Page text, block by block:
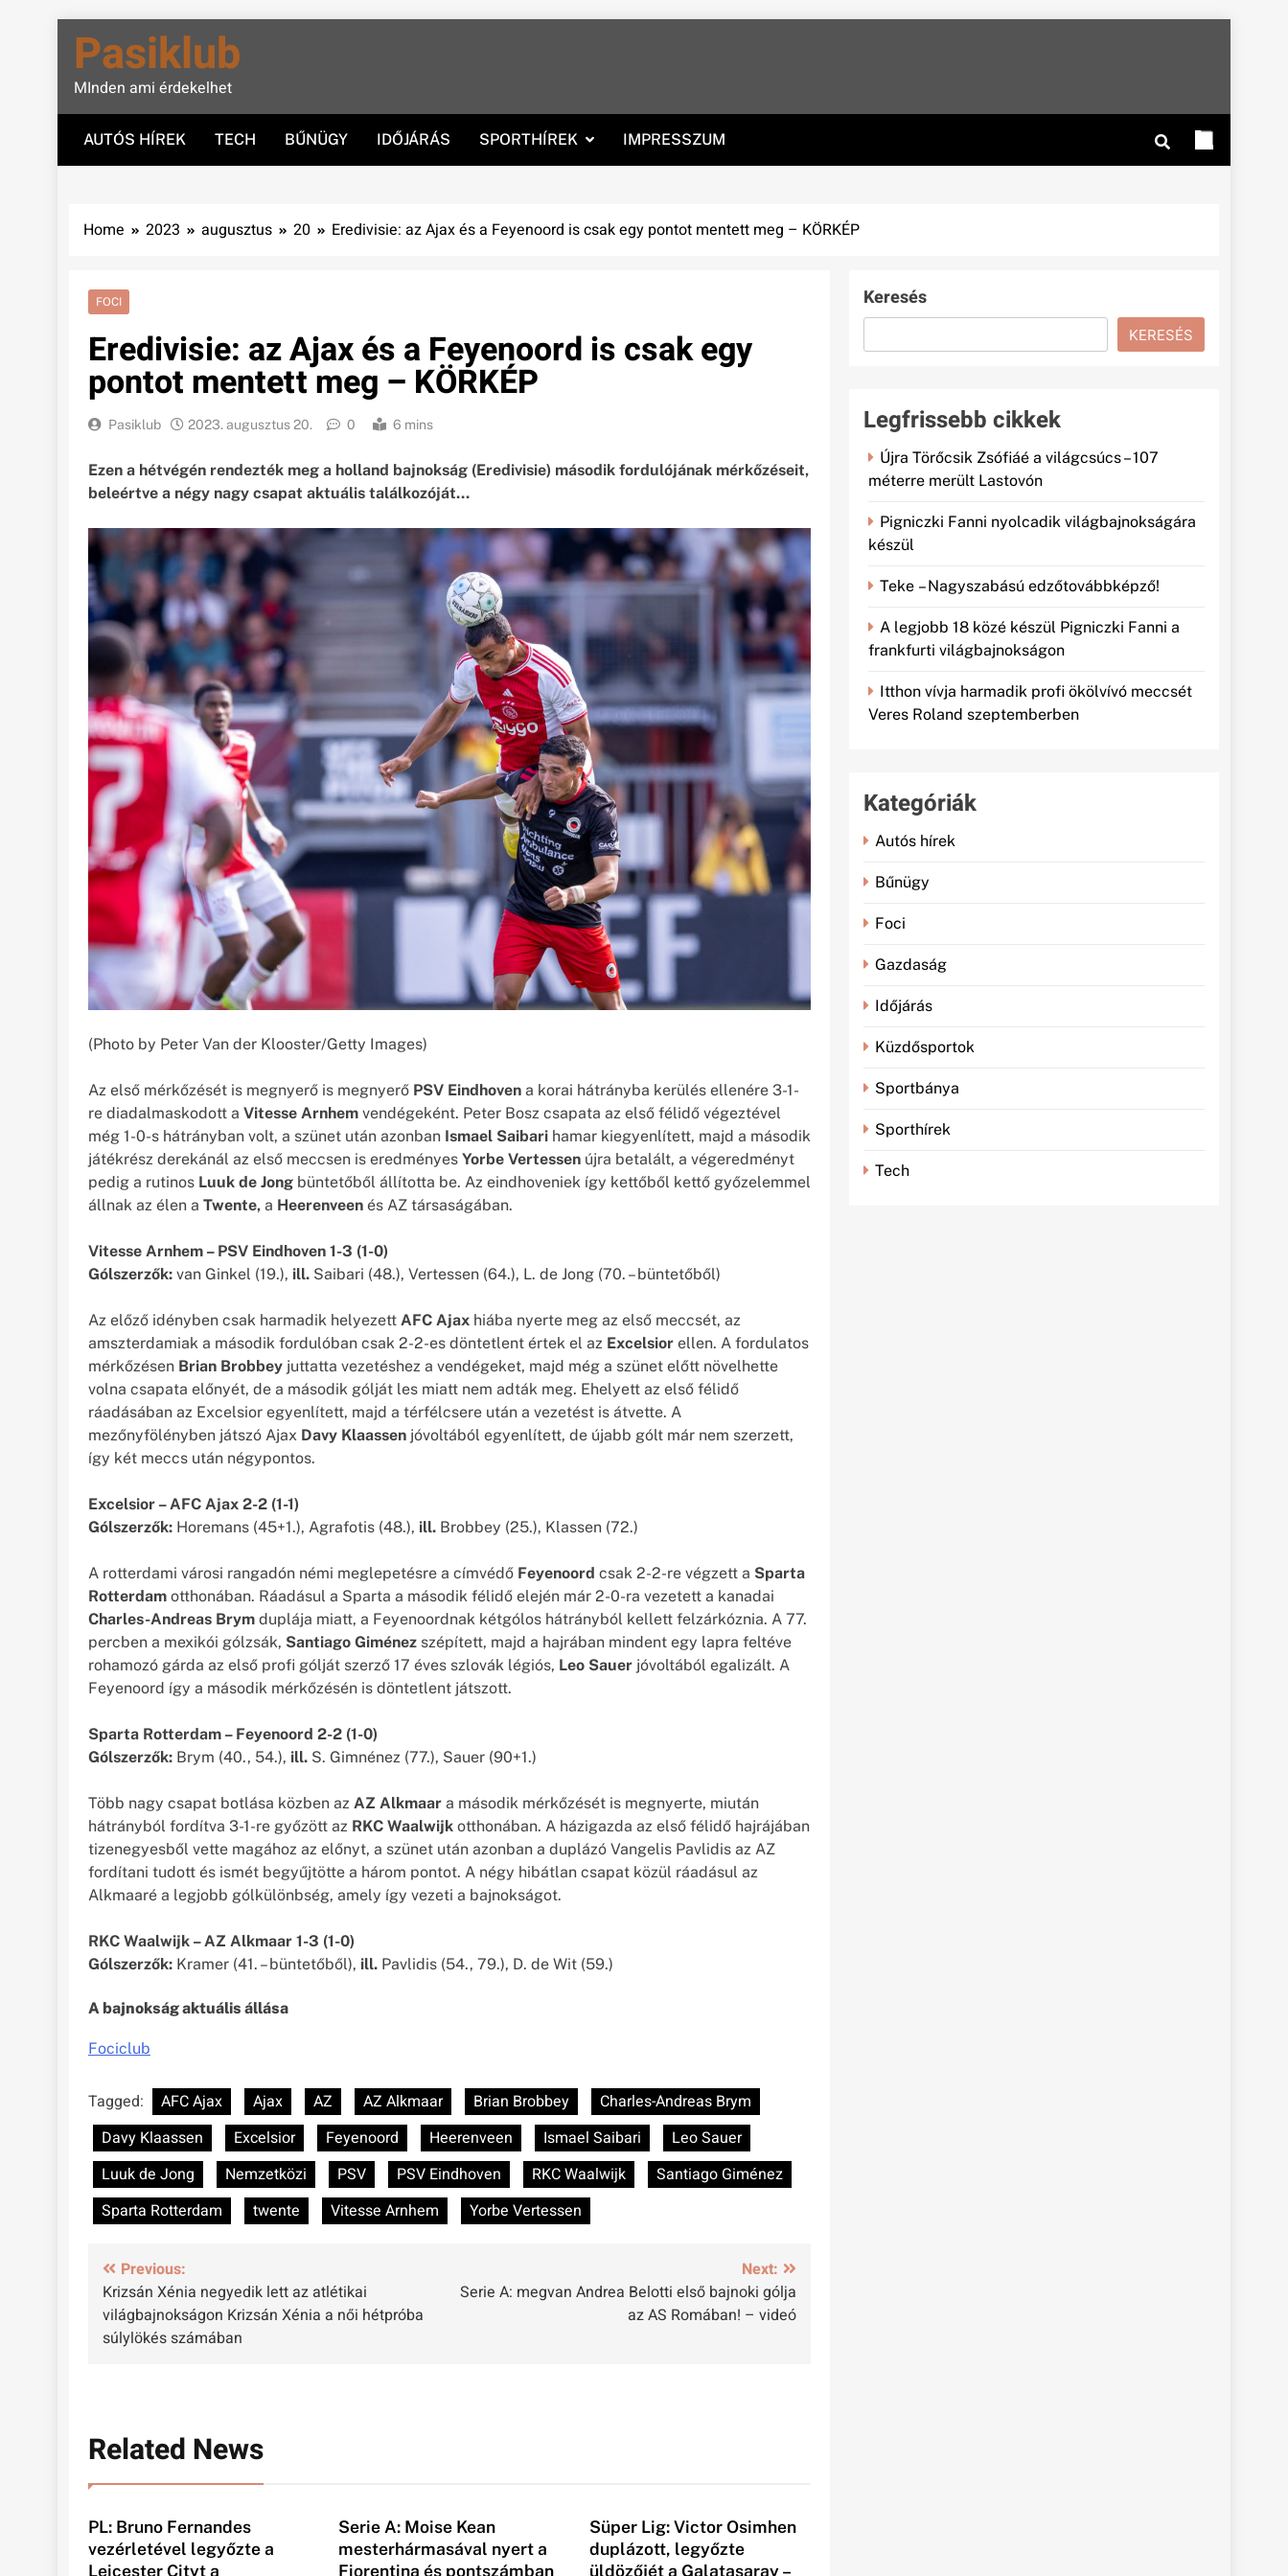
content
Pasiklub
MInden ami érdekelhet
AUTÓS HÍREK TECH BŰNÜGY IDŐJÁRÁS SPORTHÍREK IMPRESSZUM
Home 2023 augusztus 20 Eredivisie: az Ajax és a Feyenoord is csak egy pontot mentett meg – KÖRKÉP
FOCI
Eredivisie: az Ajax és a Feyenoord is csak egy
pontot mentett meg – KÖRKÉP
Pasiklub 2023. augusztus 20. 0 6 mins
Ezen a hétvégén rendezték meg a holland bajnokság (Eredivisie) második fordulójának mérkőzéseit,
beleértve a négy nagy csapat aktuális találkozóját…
(Photo by Peter Van der Klooster/Getty Images)
Az első mérkőzését is megnyerő is megnyerő PSV Eindhoven a korai hátrányba kerülés ellenére 3-1-
re diadalmaskodott a Vitesse Arnhem vendégeként. Peter Bosz csapata az első félidő végeztével
még 1-0-s hátrányban volt, a szünet után azonban Ismael Saibari hamar kiegyenlített, majd a második
játékrész derekánál az első meccsen is eredményes Yorbe Vertessen újra betalált, a végeredményt
pedig a rutinos Luuk de Jong büntetőből állította be. Az eindhoveniek így kettőből kettő győzelemmel
állnak az élen a Twente, a Heerenveen és AZ társaságában.
Vitesse Arnhem – PSV Eindhoven 1-3 (1-0)
Gólszerzők: van Ginkel (19.), ill. Saibari (48.), Vertessen (64.), L. de Jong (70. – büntetőből)
Az előző idényben csak harmadik helyezett AFC Ajax hiába nyerte meg az első meccsét, az
amszterdamiak a második fordulóban csak 2-2-es döntetlent értek el az Excelsior ellen. A fordulatos
mérkőzésen Brian Brobbey juttatta vezetéshez a vendégeket, majd még a szünet előtt növelhette
volna csapata előnyét, de a második gólját les miatt nem adták meg. Ehelyett az első félidő
ráadásában az Excelsior egyenlített, majd a térfélcsere után a vezetést is átvette. A
mezőnyfölényben játszó Ajax Davy Klaassen jóvoltából egyenlített, de újabb gólt már nem szerzett,
így két meccs után négypontos.
Excelsior – AFC Ajax 2-2 (1-1)
Gólszerzők: Horemans (45+1.), Agrafotis (48.), ill. Brobbey (25.), Klassen (72.)
A rotterdami városi rangadón némi meglepetésre a címvédő Feyenoord csak 2-2-re végzett a Sparta
Rotterdam otthonában. Ráadásul a Sparta a második félidő elején már 2-0-ra vezetett a kanadai
Charles-Andreas Brym duplája miatt, a Feyenoordnak kétgólos hátrányból kellett felzárkóznia. A 77.
percben a mexikói gólzsák, Santiago Giménez szépített, majd a hajrában mindent egy lapra feltéve
rohamozó gárda az első profi gólját szerző 17 éves szlovák légiós, Leo Sauer jóvoltából egalizált. A
Feyenoord így a második mérkőzésén is döntetlent játszott.
Sparta Rotterdam – Feyenoord 2-2 (1-0)
Gólszerzők: Brym (40., 54.), ill. S. Gimnénez (77.), Sauer (90+1.)
Több nagy csapat botlása közben az AZ Alkmaar a második mérkőzését is megnyerte, miután
hátrányból fordítva 3-1-re győzött az RKC Waalwijk otthonában. A házigazda az első félidő hajrájában
tizenegyesből vette magához az előnyt, a szünet után azonban a duplázó Vangelis Pavlidis az AZ
fordítani tudott és ismét begyűjtötte a három pontot. A négy hibátlan csapat közül ráadásul az
Alkmaaré a legjobb gólkülönbség, amely így vezeti a bajnokságot.
RKC Waalwijk – AZ Alkmaar 1-3 (1-0)
Gólszerzők: Kramer (41. – büntetőből), ill. Pavlidis (54., 79.), D. de Wit (59.)
A bajnokság aktuális állása
Fociclub
Tagged: AFC Ajax Ajax AZ AZ Alkmaar Brian Brobbey
Charles-Andreas Brym
Davy Klaassen
Excelsior Feyenoord Heerenveen Ismael Saibari
Leo Sauer
Luuk de Jong
Nemzetközi PSV PSV Eindhoven RKC Waalwijk
Santiago Giménez
Sparta Rotterdam
twente Vitesse Arnhem Yorbe Vertessen
Bejegyzés
navigáció
Previous:
Krizsán Xénia negyedik lett az atlétikai
világbajnokságon Krizsán Xénia a női hétpróba
súlylökés számában
Next:
Serie A: megvan Andrea Belotti első bajnoki gólja
az AS Romában! – videó
Related News
PL: Bruno Fernandes
vezérletével legyőzte a
Leicester Cityt a
Serie A: Moise Kean
mesterhármasával nyert a
Fiorentina és pontszámban
Süper Lig: Victor Osimhen
duplázott, legyőzte
üldözőjét a Galatasaray –
Keresés
KERESÉS
Legfrissebb cikkek
Újra Törőcsik Zsófiáé a világcsúcs – 107
méterre merült Lastovón
Pigniczki Fanni nyolcadik világbajnokságára
készül
Teke – Nagyszabású edzőtovábbképző!
A legjobb 18 közé készül Pigniczki Fanni a
frankfurti világbajnokságon
Itthon vívja harmadik profi ökölvívó meccsét
Veres Roland szeptemberben
Kategóriák
Autós hírek
Bűnügy
Foci
Gazdaság
Időjárás
Küzdősportok
Sportbánya
Sporthírek
Tech